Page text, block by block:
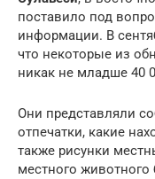
поставило под
информации. В
что некоторые из
никак не младше 40
Они представляли
отпечатки, какие
также рисунки
местного животного